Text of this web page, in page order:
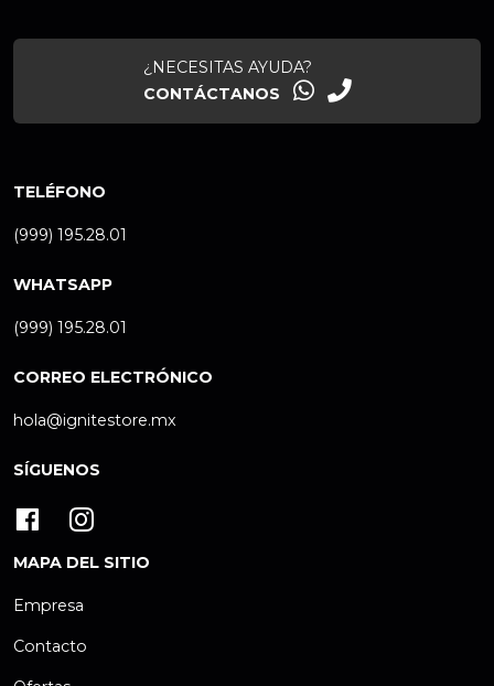
¿NECESITAS AYUDA?
CONTÁCTANOS
TELÉFONO
(999) 195.28.01
WHATSAPP
(999) 195.28.01
CORREO ELECTRÓNICO
hola@ignitestore.mx
SÍGUENOS
MAPA DEL SITIO
Empresa
Contacto